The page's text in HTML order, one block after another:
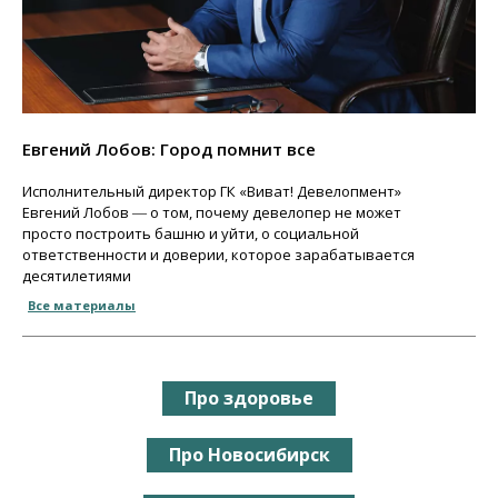
Евгений Лобов: Город помнит все
Исполнительный директор ГК «Виват! Девелопмент»
Евгений Лобов ― о том, почему девелопер не может
просто построить башню и уйти, о социальной
ответственности и доверии, которое зарабатывается
десятилетиями
Все материалы
Про здоровье
Про Новосибирск